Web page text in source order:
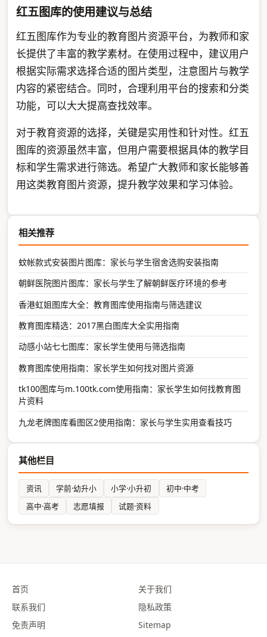
红五图库的使用建议与总结
红五图库作为专业的教育图片资源平台，为教师和家
长提供了丰富的教学素材。在使用过程中，建议用户
根据实际需求选择合适的图片类型，注意图片与教学
内容的紧密结合。同时，合理利用平台的搜索和分类
功能，可以大大提高查找效率。
对于教育资源的选择，关键是实用性和针对性。红五
图库的资源虽然丰富，但用户需要根据具体的教学目
标和学生需求进行筛选。希望广大教师和家长能够善
用这类教育图片资源，提升教学效果和学习体验。
相关推荐
蚊帐款式安装图片图库：家长与学生宿舍选购安装指南
朝鲜医院图片图库：家长与学生了解朝鲜医疗环境的参考
香港虹姐图库大全：教育图库使用指南与筛选建议
教育图库精选：2017黑白图库大全实用指南
动感小站七七图库：家长学生使用与筛选指南
教育图库使用指南：家长学生如何找对图片资源
tk100图库与m.100tk.com使用指南：家长学生如何找教育图
片资料
九龙老牌图库看图区2使用指南：家长与学生实用查看技巧
其他栏目
资讯 学前·幼升小 小学·小升初
初中·中考
高中·高考
志愿填报 试题·资料
首页
关于我们
联系我们
隐私政策
免责声明
Sitemap